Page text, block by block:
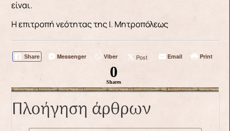
είναι.
Η επιτροπή νεότητας της Ι. Μητροπόλεως
Share Messenger Viber Post Email Print
0
Shares
Πλοήγηση άρθρων